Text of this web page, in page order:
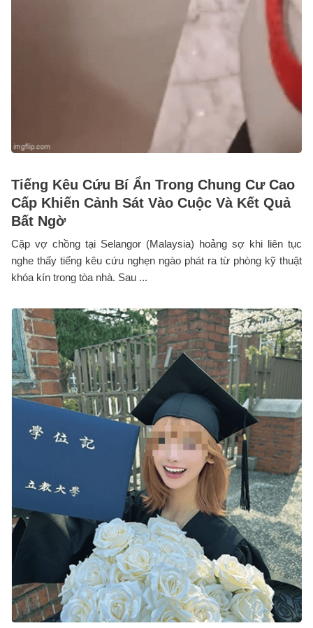
Tiếng Kêu Cứu Bí Ẩn Trong Chung Cư Cao
Cấp Khiến Cảnh Sát Vào Cuộc Và Kết Quả
Bất Ngờ
Cặp vợ chồng tại Selangor (Malaysia) hoảng sợ khi liên tục
nghe thấy tiếng kêu cứu nghẹn ngào phát ra từ phòng kỹ thuật
khóa kín trong tòa nhà. Sau ...